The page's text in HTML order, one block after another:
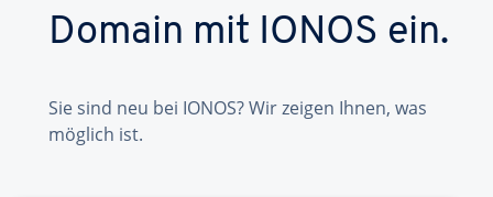
Domain mit IONOS ein.
Sie sind neu bei IONOS? Wir zeigen Ihnen, was
möglich ist.